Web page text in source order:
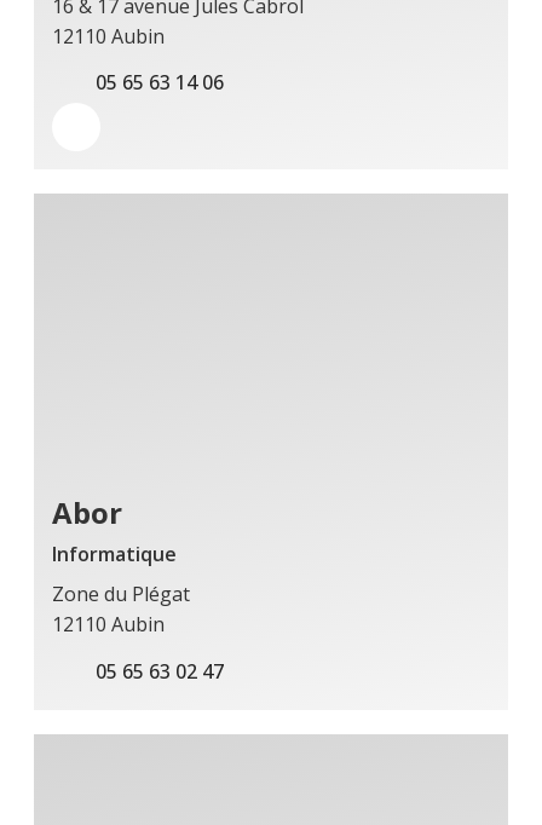
16 & 17 avenue Jules Cabrol
12110 Aubin
05 65 63 14 06
Abor
Informatique
Zone du Plégat
12110 Aubin
05 65 63 02 47